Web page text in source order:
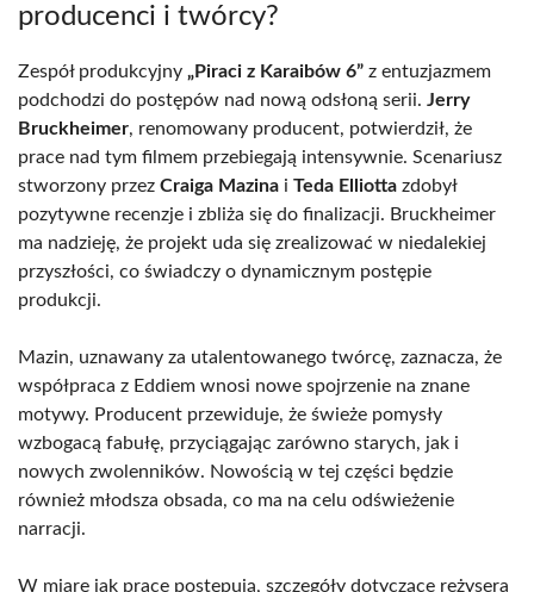
producenci i twórcy?
Zespół produkcyjny „Piraci z Karaibów 6” z entuzjazmem
podchodzi do postępów nad nową odsłoną serii. Jerry
Bruckheimer, renomowany producent, potwierdził, że
prace nad tym filmem przebiegają intensywnie. Scenariusz
stworzony przez Craiga Mazina i Teda Elliotta zdobył
pozytywne recenzje i zbliża się do finalizacji. Bruckheimer
ma nadzieję, że projekt uda się zrealizować w niedalekiej
przyszłości, co świadczy o dynamicznym postępie
produkcji.
Mazin, uznawany za utalentowanego twórcę, zaznacza, że
współpraca z Eddiem wnosi nowe spojrzenie na znane
motywy. Producent przewiduje, że świeże pomysły
wzbogacą fabułę, przyciągając zarówno starych, jak i
nowych zwolenników. Nowością w tej części będzie
również młodsza obsada, co ma na celu odświeżenie
narracji.
W miarę jak prace postępują, szczegóły dotyczące reżysera